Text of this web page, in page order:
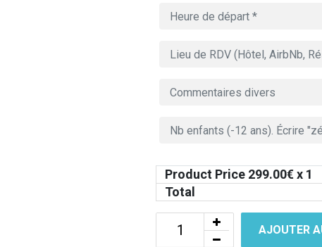
Product Price 299.00€ x 1
Total
AJOUTER